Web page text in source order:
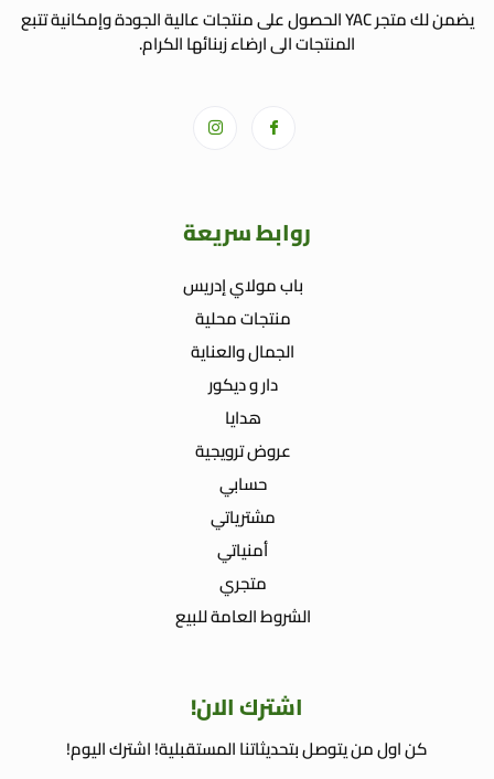
يضمن لك متجر YAC الحصول على منتجات عالية الجودة وإمكانية تتبع
المنتجات الى ارضاء زبنائها الكرام.
روابط سريعة
باب مولاي إدريس
منتجات محلية
الجمال والعناية
دار و ديكور
هدايا
عروض ترويجية
حسابي
مشترياتي
أمنياتي
متجري
الشروط العامة للبيع
اشترك الان!
كن اول من يتوصل بتحديثاتنا المستقبلية! اشترك اليوم!